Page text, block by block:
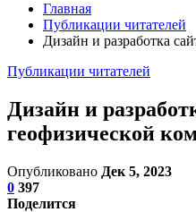
Главная
Публикации читателей
Дизайн и разработка
Публикации читателей
Дизайн и
геофизической
Опубликовано Дек 5, 2023
0 397
Поделится